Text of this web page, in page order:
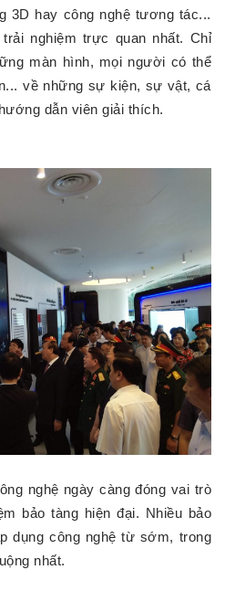
3D hay công nghệ tương tác...
nghiệm trực quan nhất. Chỉ
màn hình, mọi người có thể
về những sự kiện, sự vật, cá
dẫn viên giải thích.
nghệ ngày càng đóng vai trò
bảo tàng hiện đại. Nhiều bảo
dụng công nghệ từ sớm, trong
nhất.